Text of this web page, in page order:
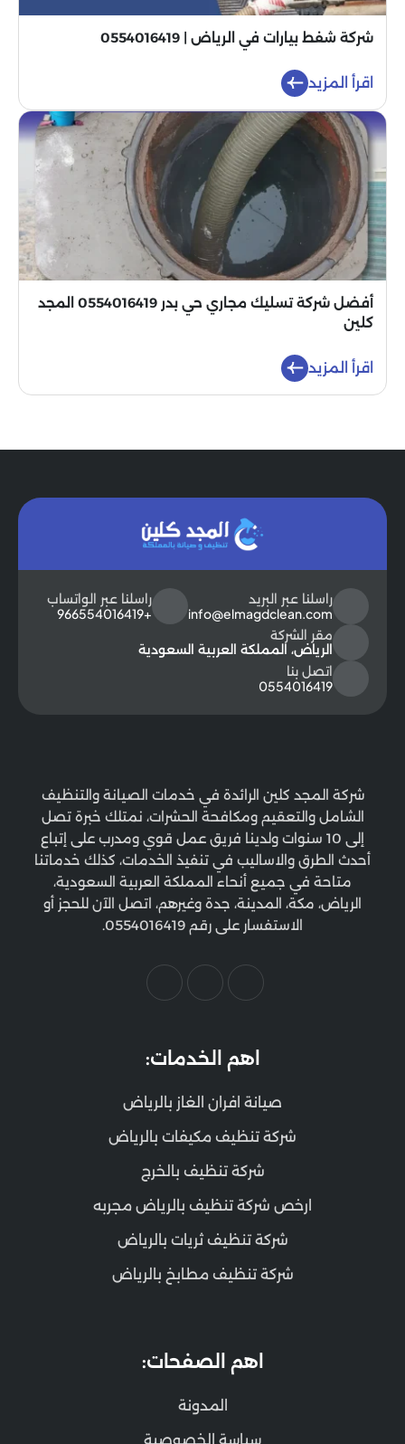
شركة شفط بيارات في الرياض | 0554016419
اقرأ المزيد
أفضل شركة تسليك مجاري حي بدر 0554016419 المجد
كلين
اقرأ المزيد
راسلنا عبر البريد
info@elmagdclean.com
راسلنا عبر الواتساب
+966554016419
مقر الشركة
الرياض، المملكة العربية السعودية
اتصل بنا
0554016419
شركة المجد كلين الرائدة في خدمات الصيانة والتنظيف
الشامل والتعقيم ومكافحة الحشرات، نمتلك خبرة تصل
إلى 10 سنوات ولدينا فريق عمل قوي ومدرب على إتباع
أحدث الطرق والاساليب في تنفيذ الخدمات، كذلك خدماتنا
متاحة في جميع أنحاء المملكة العربية السعودية،
الرياض، مكة، المدينة، جدة وغيرهم، اتصل الآن للحجز أو
الاستفسار على رقم 0554016419.
اهم الخدمات:
صيانة افران الغاز بالرياض
شركة تنظيف مكيفات بالرياض
شركة تنظيف بالخرج
ارخص شركة تنظيف بالرياض مجربه
شركة تنظيف ثريات بالرياض
شركة تنظيف مطابخ بالرياض
اهم الصفحات:
المدونة
سياسة الخصوصية